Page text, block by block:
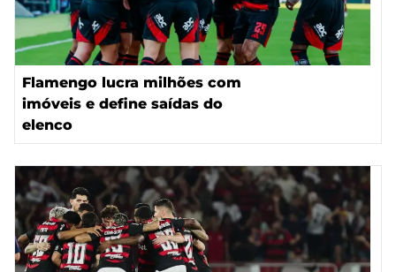
Flamengo lucra milhões com
imóveis e define saídas do
elenco